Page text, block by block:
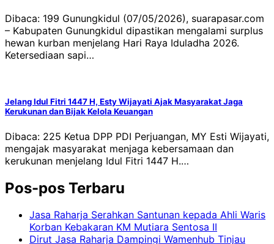
Dibaca: 199 Gunungkidul (07/05/2026), suarapasar.com
– Kabupaten Gunungkidul dipastikan mengalami surplus
hewan kurban menjelang Hari Raya Iduladha 2026.
Ketersediaan sapi…
Jelang Idul Fitri 1447 H, Esty Wijayati Ajak Masyarakat Jaga
Kerukunan dan Bijak Kelola Keuangan
Dibaca: 225 Ketua DPP PDI Perjuangan, MY Esti Wijayati,
mengajak masyarakat menjaga kebersamaan dan
kerukunan menjelang Idul Fitri 1447 H.…
Pos-pos Terbaru
Jasa Raharja Serahkan Santunan kepada Ahli Waris
Korban Kebakaran KM Mutiara Sentosa II
Dirut Jasa Raharja Dampingi Wamenhub Tinjau